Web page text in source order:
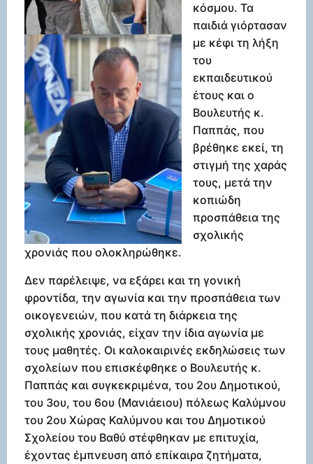
κόσμου. Τα
παιδιά γιόρτασαν
με κέφι τη λήξη
του
εκπαιδευτικού
έτους και ο
Βουλευτής κ.
Παππάς, που
βρέθηκε εκεί, τη
στιγμή της χαράς
τους, μετά την
κοπιώδη
προσπάθεια της
σχολικής
χρονιάς που ολοκληρώθηκε.
Δεν παρέλειψε, να εξάρει και τη γονική
φροντίδα, την αγωνία και την προσπάθεια των
οικογενειών, που κατά τη διάρκεια της
σχολικής χρονιάς, είχαν την ίδια αγωνία με
τους μαθητές. Οι καλοκαιρινές εκδηλώσεις των
σχολείων που επισκέφθηκε ο Βουλευτής κ.
Παππάς και συγκεκριμένα, του 2ου Δημοτικού,
του 3ου, του 6ου (Μανιάειου) πόλεως Καλύμνου
του 2ου Χώρας Καλύμνου και του Δημοτικού
Σχολείου του Βαθύ στέφθηκαν με επιτυχία,
έχοντας έμπνευση από επίκαιρα ζητήματα,